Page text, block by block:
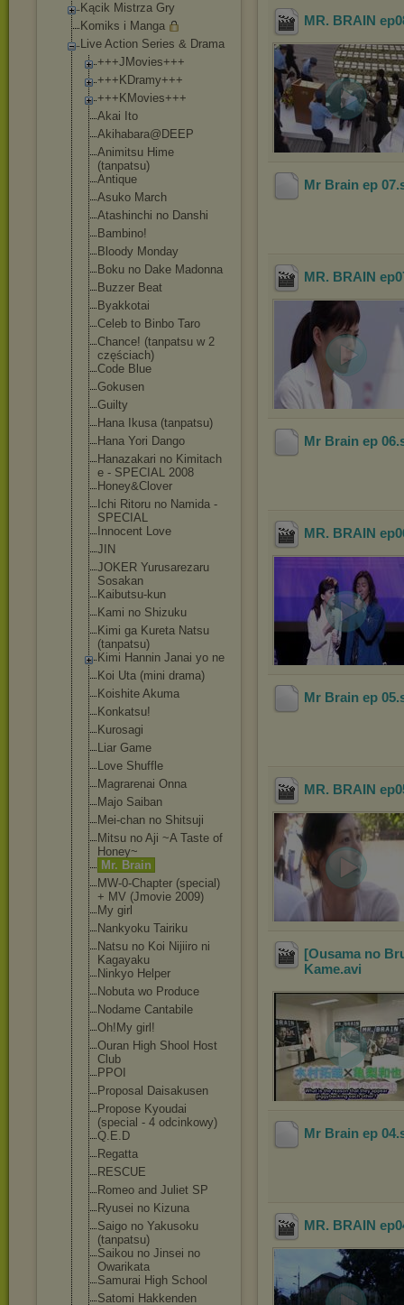
Kącik Mistrza Gry
Komiks i Manga
Live Action Series & Drama
+++JMovies+++
+++KDramy+++
+++KMovies+++
Akai Ito
Akihabara@DEEP
Animitsu Hime
(tanpatsu)
Antique
Asuko March
Atashinchi no Danshi
Bambino!
Bloody Monday
Boku no Dake Madonna
Buzzer Beat
Byakkotai
Celeb to Binbo Taro
Chance! (tanpatsu w 2
częściach)
Code Blue
Gokusen
Guilty
Hana Ikusa (tanpatsu)
Hana Yori Dango
Hanazakari no Kimitach
e - SPECIAL 2008
Honey&Clover
Ichi Ritoru no Namida -
SPECIAL
Innocent Love
JIN
JOKER Yurusarezaru
Sosakan
Kaibutsu-kun
Kami no Shizuku
Kimi ga Kureta Natsu
(tanpatsu)
Kimi Hannin Janai yo ne
Koi Uta (mini drama)
Koishite Akuma
Konkatsu!
Kurosagi
Liar Game
Love Shuffle
Magrarenai Onna
Majo Saiban
Mei-chan no Shitsuji
Mitsu no Aji ~A Taste of
Honey~
Mr. Brain
MW-0-Chapter (special)
+ MV (Jmovie 2009)
My girl
Nankyoku Tairiku
Natsu no Koi Nijiiro ni
Kagayaku
Ninkyo Helper
Nobuta wo Produce
Nodame Cantabile
Oh!My girl!
Ouran High Shool Host
Club
PPOI
Proposal Daisakusen
Propose Kyoudai
(special - 4 odcinkowy)
Q.E.D
Regatta
RESCUE
Romeo and Juliet SP
Ryusei no Kizuna
Saigo no Yakusoku
(tanpatsu)
Saikou no Jinsei no
Owarikata
Samurai High School
Satomi Hakkenden
MR. BRAIN
Mr Brain ep 07
MR. BRAIN
Mr Brain ep 06
MR. BRAIN
Mr Brain ep 05
MR. BRAIN
[Ousama no
Kame.avi
Mr Brain ep 04
MR. BRAIN